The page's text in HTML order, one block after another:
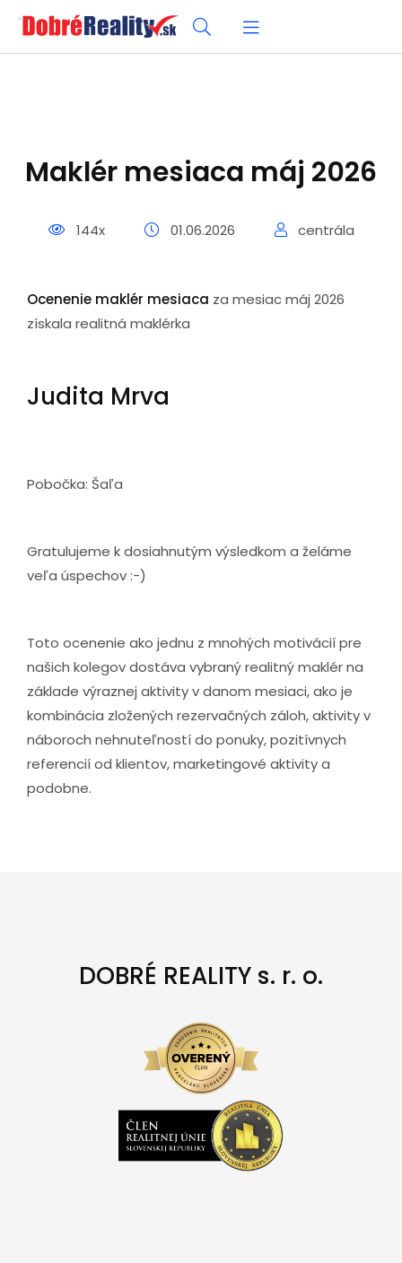
Maklér mesiaca máj 2026
144x 01.06.2026 centrála
Ocenenie maklér mesiaca za mesiac máj 2026
získala realitná maklérka
Judita Mrva
Pobočka: Šaľa
Gratulujeme k dosiahnutým výsledkom a želáme
veľa úspechov :-)
Toto ocenenie ako jednu z mnohých motivácií pre
našich kolegov dostáva vybraný realitný maklér na
základe výraznej aktivity v danom mesiaci, ako je
kombinácia zložených rezervačných záloh, aktivity v
náboroch nehnuteľností do ponuky, pozitívnych
referencií od klientov, marketingové aktivity a
podobne.
DOBRÉ REALITY s. r. o.